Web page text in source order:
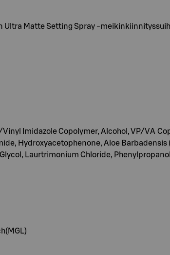
Matte Setting Spray -
Imidazole Copolymer, Alcohol, VP/VA
Hydroxyacetophenone, Aloe Barbadensis
Laurtrimonium Chloride,